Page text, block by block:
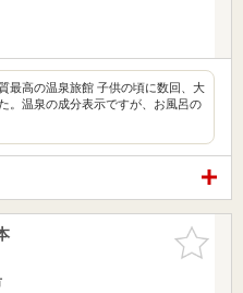
最高の温泉旅館 子供の頃に数回、大
。温泉の成分表示ですが、お風呂の
お気に入
りに追加